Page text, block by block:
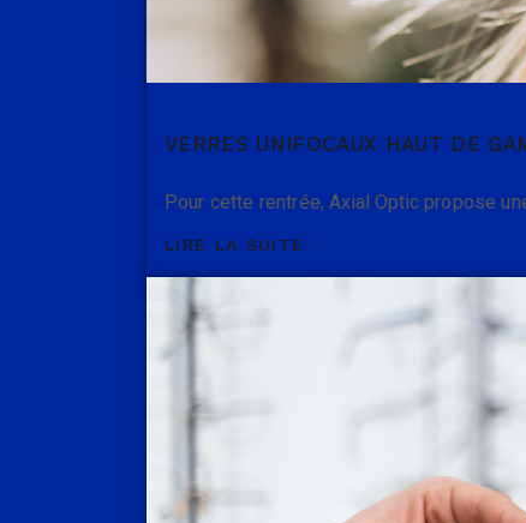
VERRES UNIFOCAUX HAUT DE
Pour cette rentrée, Axial Optic propose
LIRE LA SUITE